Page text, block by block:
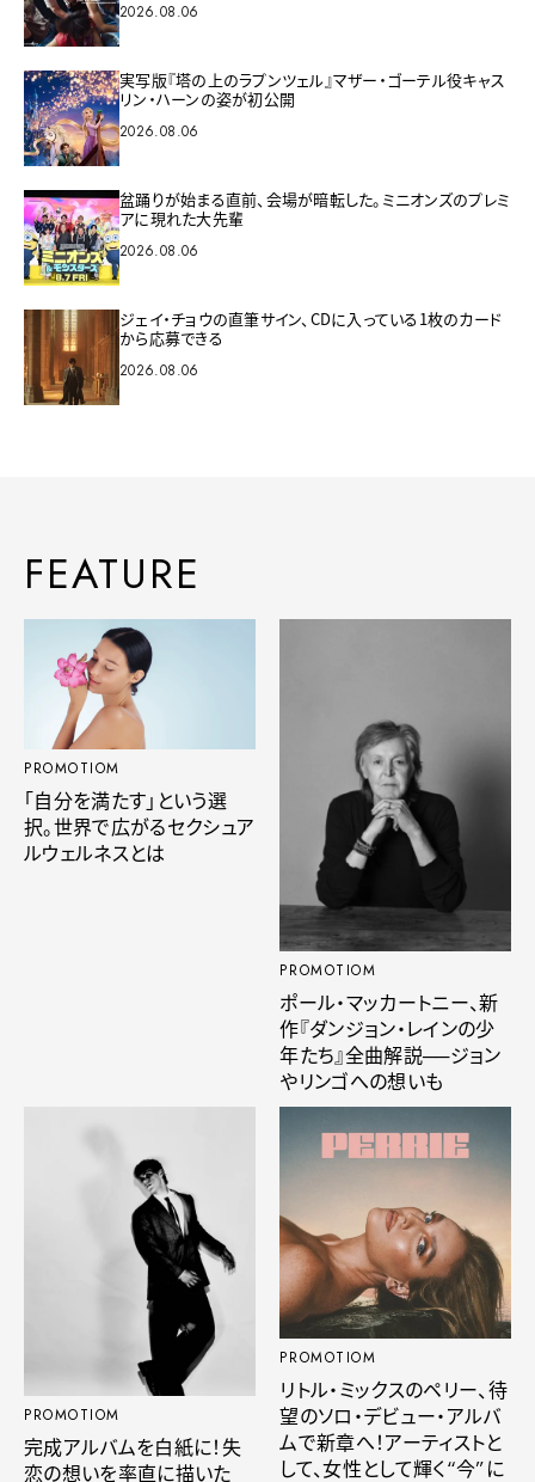
2026.08.06
実写版『塔の上のラプンツェル』マザー・ゴーテル役キャス
リン・ハーンの姿が初公開
2026.08.06
盆踊りが始まる直前、会場が暗転した。ミニオンズのプレミ
アに現れた大先輩
2026.08.06
ジェイ・チョウの直筆サイン、CDに入っている1枚のカード
から応募できる
2026.08.06
FEATURE
PROMOTIOM
「自分を満たす」という選
択。世界で広がるセクシュア
ルウェルネスとは
PROMOTIOM
ポール・マッカートニー、新
作『ダンジョン・レインの少
年たち』全曲解説──ジョン
やリンゴへの想いも
PROMOTIOM
完成アルバムを白紙に！失
恋の想いを率直に描いた
PROMOTIOM
リトル・ミックスのペリー、待
望のソロ・デビュー・アルバ
ムで新章へ！アーティストと
して、女性として輝く“今”に